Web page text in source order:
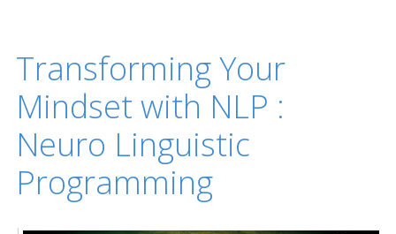
Transforming Your
Mindset with NLP :
Neuro Linguistic
Programming